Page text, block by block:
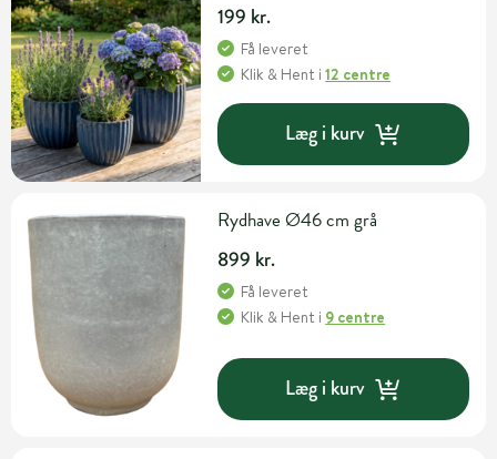
199 kr.
Få leveret
Klik & Hent i12 centre
Læg i kurv
Rydhave Ø46 cm grå
899 kr.
Få leveret
Klik & Hent i 9 centre
Læg i kurv